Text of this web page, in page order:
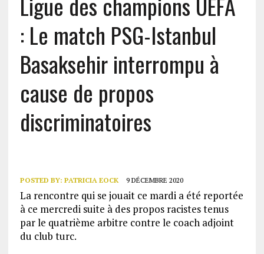
: Le match PSG-Istanbul
Basaksehir interrompu à
cause de propos
discriminatoires
POSTED BY: PATRICIA EOCK 9 DÉCEMBRE 2020
La rencontre qui se jouait ce mardi a été reportée
à ce mercredi suite à des propos racistes tenus
par le quatrième arbitre contre le coach adjoint
du club turc.